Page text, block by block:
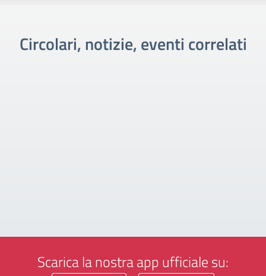
Circolari, notizie, eventi correlati
Scarica la nostra app ufficiale su: